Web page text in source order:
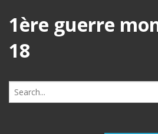
1ère guerre
18
Search
for: